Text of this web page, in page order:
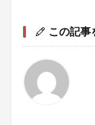
この記事